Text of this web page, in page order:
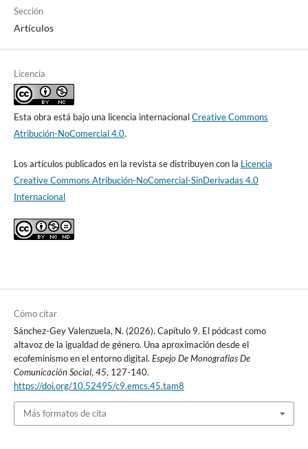
Sección
Artículos
Licencia
Esta obra está bajo una licencia internacionalCreative Commons
Atribución-NoComercial 4.0.
Los artículos publicados en la revista se distribuyen con la Licencia
Creative Commons Atribución-NoComercial-SinDerivadas 4.0
Internacional
Cómo citar
Sánchez-Gey Valenzuela, N. (2026). Capítulo 9. El pódcast como
altavoz de la igualdad de género. Una aproximación desde el
ecofeminismo en el entorno digital. Espejo De Monografías De
Comunicación Social, 45, 127-140.
https://doi.org/10.52495/c9.emcs.45.tam8
Más formatos de cita